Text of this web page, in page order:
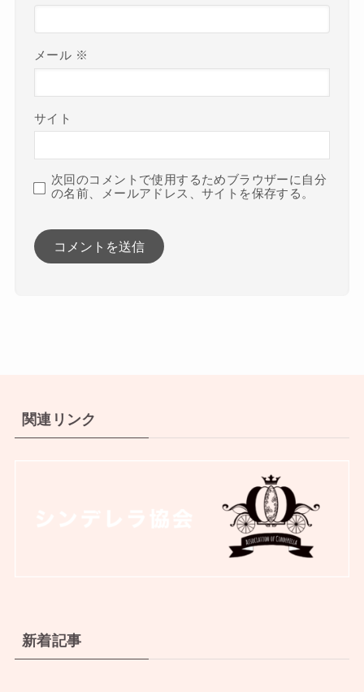
メール ※
サイト
次回のコメントで使用するためブラウザーに自分
の名前、メールアドレス、サイトを保存する。
関連リンク
新着記事